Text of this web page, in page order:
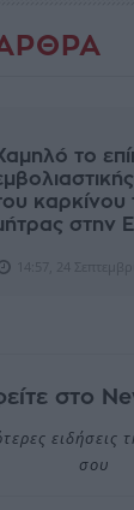
το
καρκίνου
στην
στο
ειδήσεις
σου